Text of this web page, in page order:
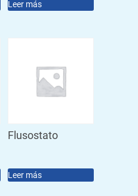
Leer más
Flusostato
Leer más